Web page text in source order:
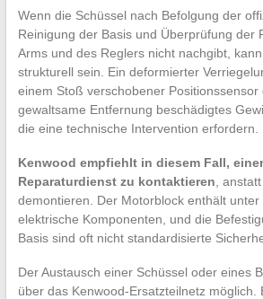
Wenn die Schüssel nach Befolgung der
Reinigung der Basis und Überprüfung der
Arms und des Reglers nicht nachgibt,
strukturell sein. Ein deformierter
einem Stoß verschobener Positionssensor
gewaltsame Entfernung beschädigtes
die eine technische Intervention erfordern.
Kenwood empfiehlt in diesem Fall,
Reparaturdienst zu kontaktieren ,
demontieren. Der Motorblock enthält
elektrische Komponenten, und die
Basis sind oft nicht standardisierte
Der Austausch einer Schüssel oder eines
über das Kenwood-Ersatzteilnetz möglich.